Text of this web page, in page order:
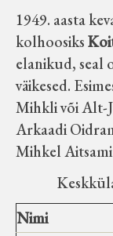
1949. aasta
kolhoosiks
elanikud, seal
väikesed.
Mihkli või Alt-
Arkaadi
Mihkel
Nimi